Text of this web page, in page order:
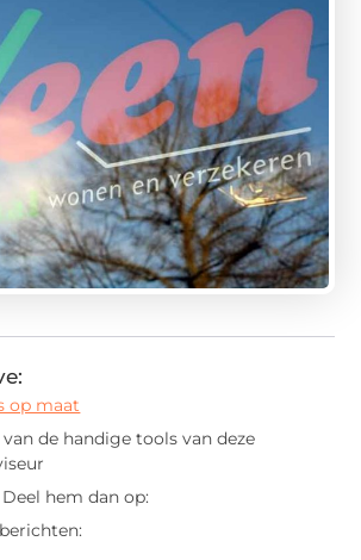
op maat
de handige tools van deze
hem dan op: